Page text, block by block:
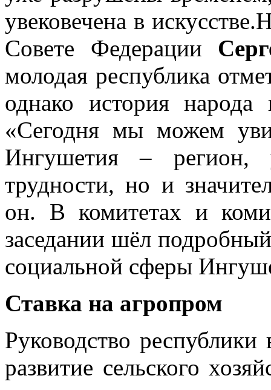
увековечена в
Совете Федерации
молодая республика
однако история народа
«Сегодня мы можем
Ингушетия – регион,
трудности, но и
он. В комитетах и
заседании шёл
социальной сферы
Ставка на агропром
Руководство
развитие сельского